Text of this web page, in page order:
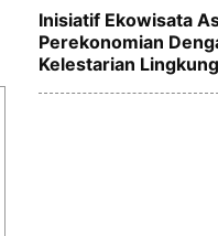
Inisiatif Ekowisata
Perekonomian
Kelestarian